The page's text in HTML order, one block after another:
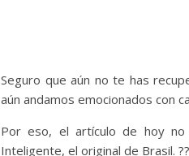
Seguro que aún no te has
aún andamos emocionados con
Por eso, el artículo de hoy
Inteligente, el original de Brasil. ??